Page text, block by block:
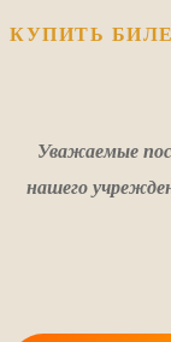
КУПИТЬ
Уважаемые
нашего